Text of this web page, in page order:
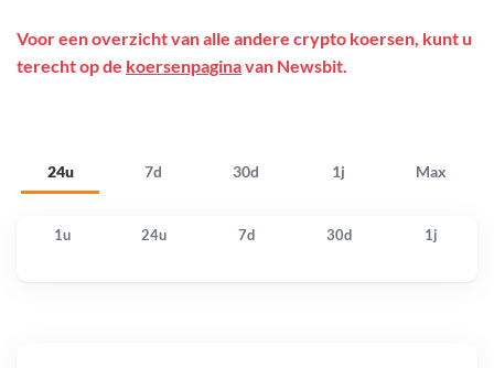
24u 7d 30d 1j Max
Voor een overzicht van alle andere crypto koersen, kunt u
terecht op de koersenpaginavan Newsbit.
1u 24u 7d 30d 1j